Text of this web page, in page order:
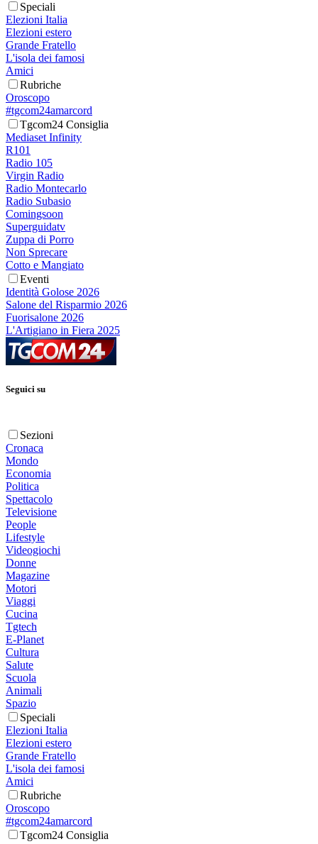
Speciali
Elezioni Italia
Elezioni estero
Grande Fratello
L'isola dei famosi
Amici
Rubriche
Oroscopo
#tgcom24amarcord
Tgcom24 Consiglia
Mediaset Infinity
R101
Radio 105
Virgin Radio
Radio Montecarlo
Radio Subasio
Comingsoon
Superguidatv
Zuppa di Porro
Non Sprecare
Cotto e Mangiato
Eventi
Identità Golose 2026
Salone del Risparmio 2026
Fuorisalone 2026
L'Artigiano in Fiera 2025
Seguici su
Sezioni
Cronaca
Mondo
Economia
Politica
Spettacolo
Televisione
People
Lifestyle
Videogiochi
Donne
Magazine
Motori
Viaggi
Cucina
Tgtech
E-Planet
Cultura
Salute
Scuola
Animali
Spazio
Speciali
Elezioni Italia
Elezioni estero
Grande Fratello
L'isola dei famosi
Amici
Rubriche
Oroscopo
#tgcom24amarcord
Tgcom24 Consiglia